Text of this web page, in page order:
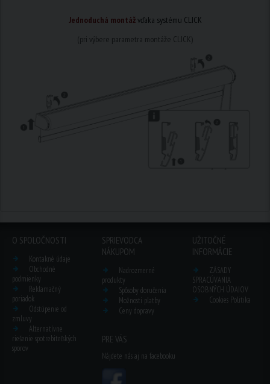
Jednoduchá montážvďaka systému CLICK
(pri výbere parametra montáže CLICK)
O SPOLOČNOSTI
Kontakné údaje
Obchodné
podmienky
Reklamačný
poriadok
Odstúpenie od
zmluvy
Alternatívne
riešenie spotrebiteľských
sporov
SPRIEVODCA
NÁKUPOM
Nadrozmerné
produkty
Spôsoby doručenia
Možnosti platby
Ceny dopravy
UŽITOČNÉ
INFORMÁCIE
ZÁSADY
SPRACÚVANIA
OSOBNÝCH ÚDAJOV
Cookies Politika
PRE VÁS
Nájdete nás aj na facebooku